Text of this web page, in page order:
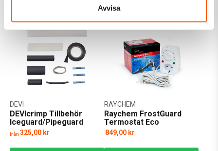
Avvisa
DEVI
DEVIcrimp Tillbehör
Iceguard/Pipeguard
från325,00 kr
RAYCHEM
Raychem FrostGuard
Termostat Eco
849,00 kr